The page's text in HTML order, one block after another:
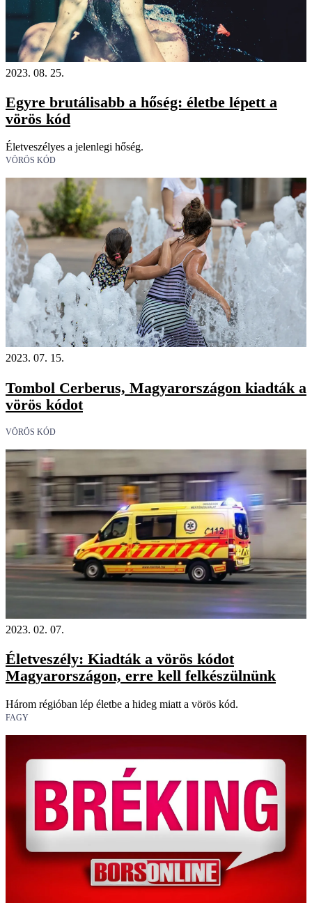
2023. 08. 25.
Egyre brutálisabb a hőség: életbe lépett a
vörös kód
Életveszélyes a jelenlegi hőség.
VÖRÖS KÓD
2023. 07. 15.
Tombol Cerberus, Magyarországon kiadták a
vörös kódot
VÖRÖS KÓD
2023. 02. 07.
Életveszély: Kiadták a vörös kódot
Magyarországon, erre kell felkészülnünk
Három régióban lép életbe a hideg miatt a vörös kód.
FAGY